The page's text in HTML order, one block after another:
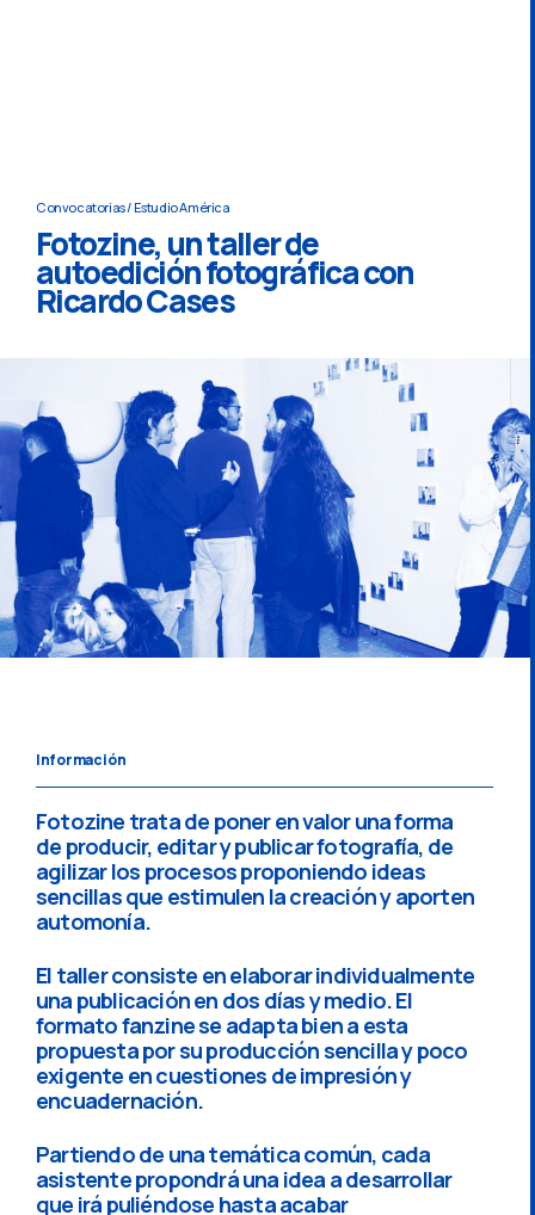
Convocatorias/Estudio América
Fotozine, un taller de
autoedición fotográfica con
Ricardo Cases
Información
Fotozine trata de poner en valor una forma
de producir, editar y publicar fotografía, de
agilizar los procesos proponiendo ideas
sencillas que estimulen la creación y aporten
automonía.
El taller consiste en elaborar individualmente
una publicación en dos días y medio. El
formato fanzine se adapta bien a esta
propuesta por su producción sencilla y poco
exigente en cuestiones de impresión y
encuadernación.
Partiendo de una temática común, cada
asistente propondrá una idea a desarrollar
que irá puliéndose hasta acabar